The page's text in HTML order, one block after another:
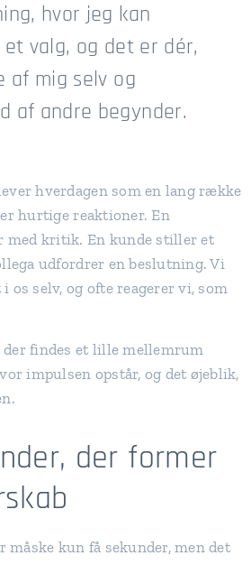
hvor jeg kan
valg, og det er dér,
af mig selv og
af andre begynder.
hverdagen som en lang række
hurtige reaktioner. En
med kritik. En kunde stiller et
udfordrer en beslutning. Vi
selv, og ofte reagerer vi, som
der findes et lille mellemrum
impulsen opstår, og det øjeblik,
der former
kun få sekunder, men det